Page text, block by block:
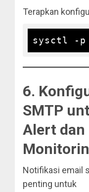
Terapkan
6.
SMTP
Alert dan
Notifikasi email
penting untuk